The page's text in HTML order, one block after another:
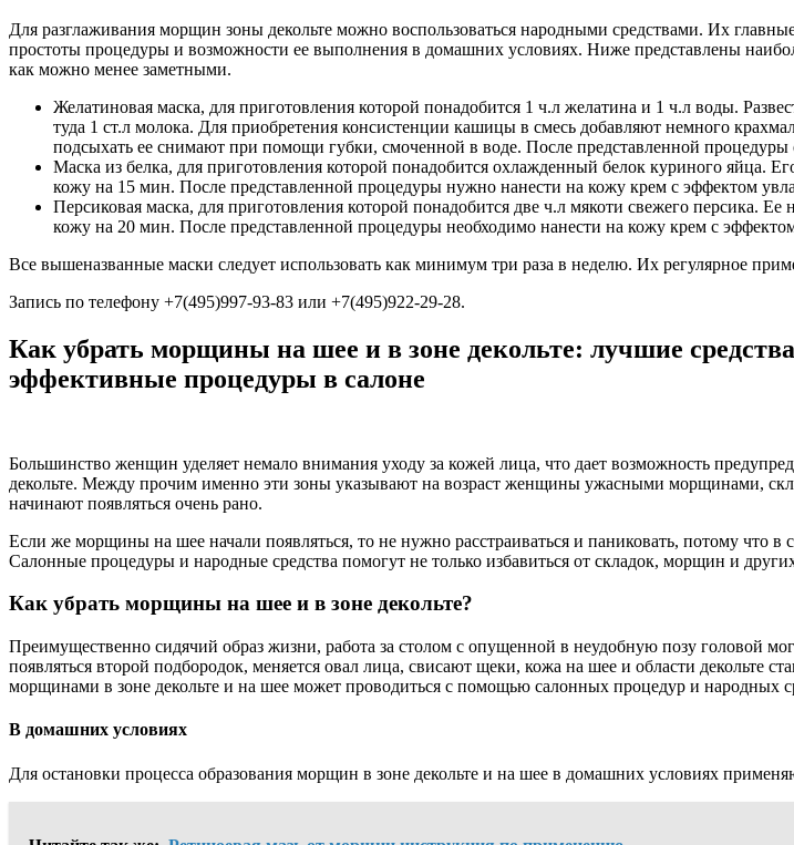
Для разглаживания морщин зоны декольте можно воспользоваться народными средствами. Их
простоты процедуры и возможности ее выполнения в домашних условиях. Ниже представлены
как можно менее заметными.
Желатиновая маска, для приготовления которой понадобится 1 ч.л желатина и 1 ч.л воды.
туда 1 ст.л молока. Для приобретения консистенции кашицы в смесь добавляют немного
подсыхать ее снимают при помощи губки, смоченной в воде. После представленной процедуры
Маска из белка, для приготовления которой понадобится охлажденный белок куриного яйца.
кожу на 15 мин. После представленной процедуры нужно нанести на кожу крем с эффектом
Персиковая маска, для приготовления которой понадобится две ч.л мякоти свежего персика.
кожу на 20 мин. После представленной процедуры необходимо нанести на кожу крем с
Все вышеназванные маски следует использовать как минимум три раза в неделю. Их регулярное
Запись по телефону +7(495)997-93-83 или +7(495)922-29-28.
Как убрать морщины на шее и в зоне декольте: лучшие
эффективные процедуры в салоне
Большинство женщин уделяет немало внимания уходу за кожей лица, что дает возможность
декольте. Между прочим именно эти зоны указывают на возраст женщины ужасными морщинами,
начинают появляться очень рано.
Если же морщины на шее начали появляться, то не нужно расстраиваться и паниковать, потому что
Салонные процедуры и народные средства помогут не только избавиться от складок, морщин и
Как убрать морщины на шее и в зоне декольте?
Преимущественно сидячий образ жизни, работа за столом с опущенной в неудобную позу головой
появляться второй подбородок, меняется овал лица, свисают щеки, кожа на шее и области декольте
морщинами в зоне декольте и на шее может проводиться с помощью салонных процедур и народных
В домашних условиях
Для остановки процесса образования морщин в зоне декольте и на шее в домашних условиях